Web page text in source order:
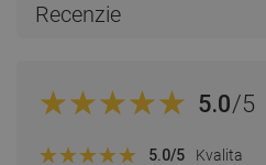
Recenzie
5.0/5
5.0/5 Kvalita